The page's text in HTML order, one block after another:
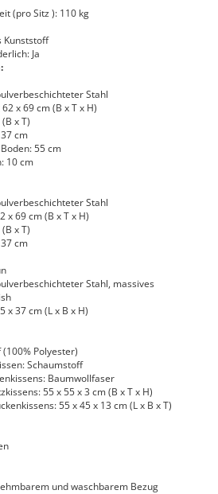
(pro Sitz ): 110 kg
Kunststoff
Ja
Stahl
x 69 cm (B x T x H)
x T)
cm
55 cm
10 cm
Stahl
x 69 cm (B x T x H)
x T)
cm
Stahl, massives
x 37 cm (L x B x H)
Polyester)
Schaumstoff
Baumwollfaser
55 x 55 x 3 cm (B x T x H)
55 x 45 x 13 cm (L x B x T)
und waschbarem Bezug